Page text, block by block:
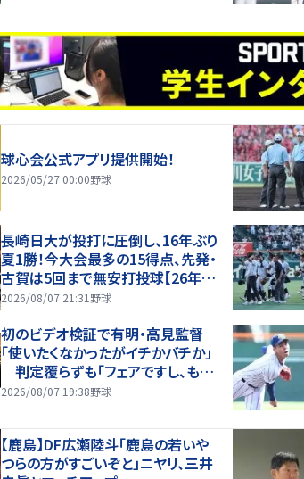
球心会公式アプリ提供開始！
2026/05/27 00:00野球
長崎日大が投打に圧倒し、16年ぶり
夏1勝！今大会最多の15得点、先発・
古賀は5回まで無安打投球【26年夏
甲子園】
2026/08/07 21:31 野球
初のビデオ検証で有明・高見監督
「使いたくなかったがイチかバチか」
判定覆らずも「フェアですし、もや
もやすることなく次にいける」と納得
2026/08/07 19:38野球
【鹿島】DF広瀬陸斗「鹿島の若いや
つらの方がすごいぞと」ニヤリ、三井